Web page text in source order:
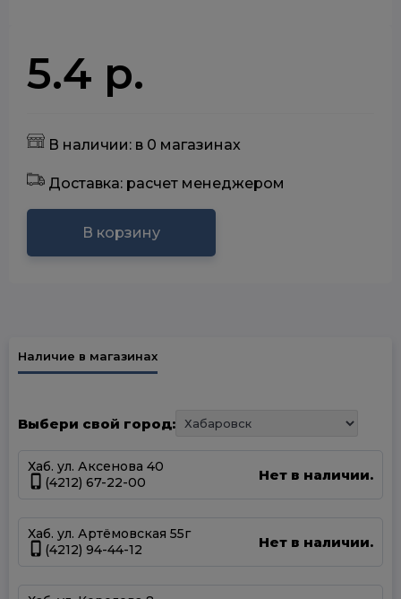
5.4 р.
В наличии: в 0 магазинах
Доставка: расчет менеджером
В корзину
Наличие в магазинах
Выбери свой город:
Хаб. ул. Аксенова 40
(4212) 67-22-00
Нет в наличии.
Хаб. ул. Артёмовская 55г
(4212) 94-44-12
Нет в наличии.